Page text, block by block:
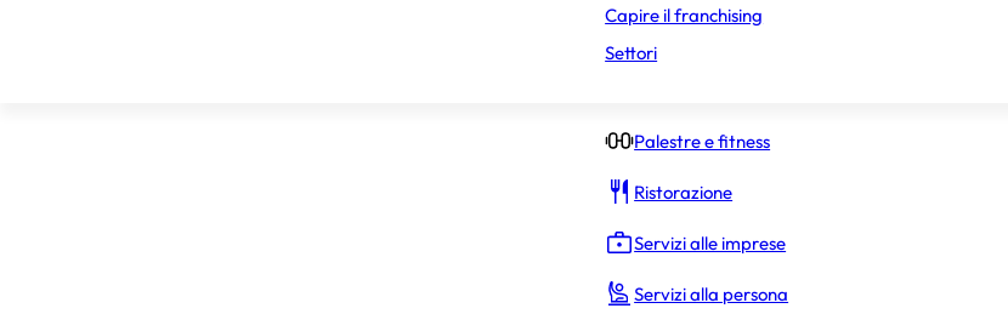
Palestre e fitness
Ristorazione
Servizi alle imprese
Servizi alla persona
Capire il franchising
Settori